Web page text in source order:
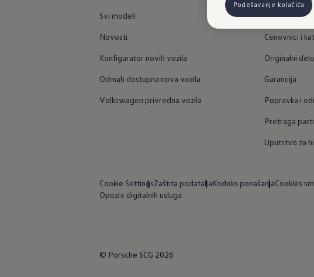
Svi modeli
Novosti
Konfigurator novih vozila
Odmah dostupna nova vozila
Volkswagen privredna vozila
Povezivanje i
Cenovnici i
Originalni
Garancija
Popravka i
Pretraga
Uputstvo za
Cookie SettingsZaštita podatakaKodeks ponašanjaCookies
Opoziv digitalnih usluga
© Porsche SCG 2026
Podešavanje kolačića